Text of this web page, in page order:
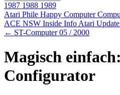
1987 1988 1989
Atari Phile Happy Computer
ACE NSW Inside Info Atari Update
← ST-Computer 05 / 2000
Magisch
Configurator